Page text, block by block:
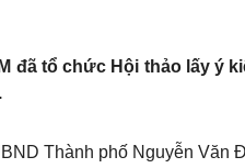
đã tổ chức Hội thảo lấy ý
Thành phố Nguyễn Văn